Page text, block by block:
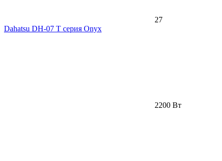
27
Dahatsu DH-07 T серия Onyx
2200 Вт